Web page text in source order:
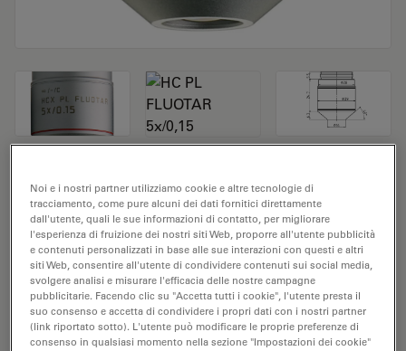
Obiettivo del microscopio HC PL FLUOTAR
5x/0,15
N. prodotto 11506224
L'obiettivo HC PL FLUOTAR 5x/0,15 ha un
ingrandimento di 5X e un'apertura numerica di 0,15
mm. Adatto per l'analisi dei campioni a secco, è
Noi e i nostri partner utilizziamo cookie e altre tecnologie di
tracciamento, come pure alcuni dei dati fornitici direttamente
dall'utente, quali le sue informazioni di contatto, per migliorare
l'esperienza di fruizione dei nostri siti Web, proporre all'utente pubblicità
e contenuti personalizzati in base alle sue interazioni con questi e altri
siti Web, consentire all'utente di condividere contenuti sui social media,
svolgere analisi e misurare l'efficacia delle nostre campagne
pubblicitarie. Facendo clic su "Accetta tutti i cookie", l'utente presta il
suo consenso e accetta di condividere i propri dati con i nostri partner
(link riportato sotto). L'utente può modificare le proprie preferenze di
consenso in qualsiasi momento nella sezione "Impostazioni dei cookie"